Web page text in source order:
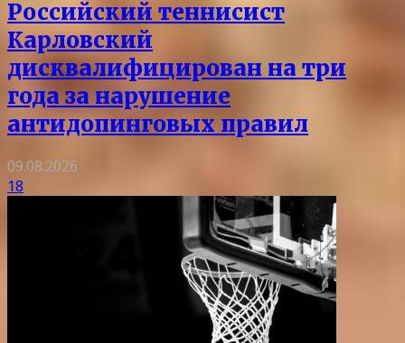
Российский теннисист
Карловский
дисквалифицирован на три
года за нарушение
антидопинговых правил
09.08.2026
18